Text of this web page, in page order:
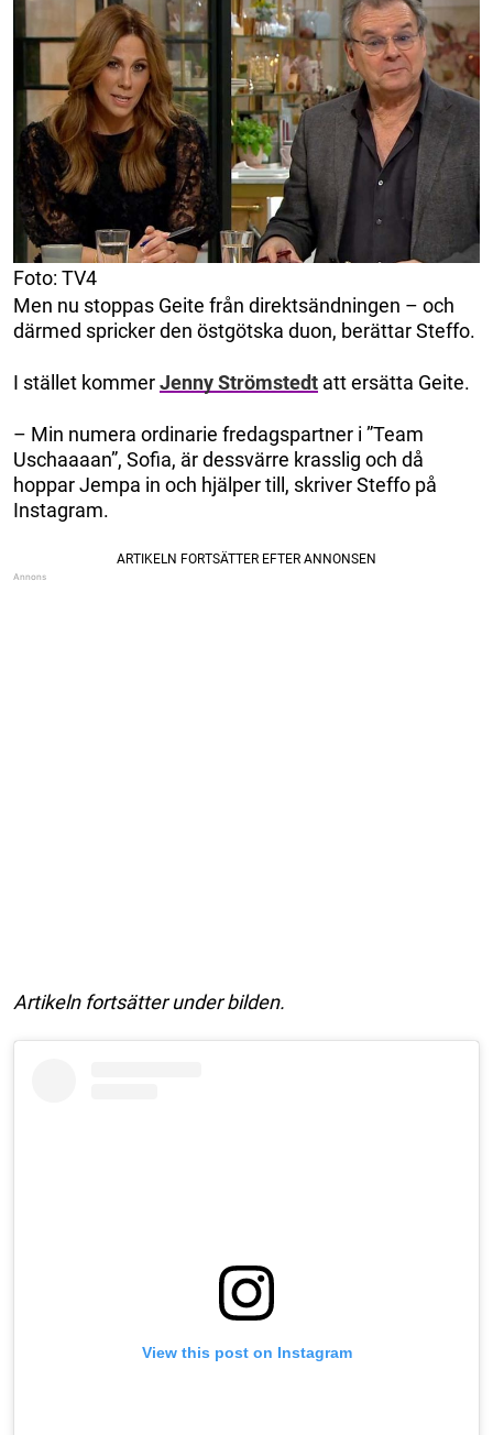
Foto: TV4
Men nu stoppas Geite från direktsändningen – och
därmed spricker den östgötska duon, berättar Steffo.
I stället kommerJenny Strömstedt att ersätta Geite.
– Min numera ordinarie fredagspartner i ”Team
Uschaaaan”, Sofia, är dessvärre krasslig och då
hoppar Jempa in och hjälper till, skriver Steffo på
Instagram.
Artikeln fortsätter under bilden.
View this post on Instagram